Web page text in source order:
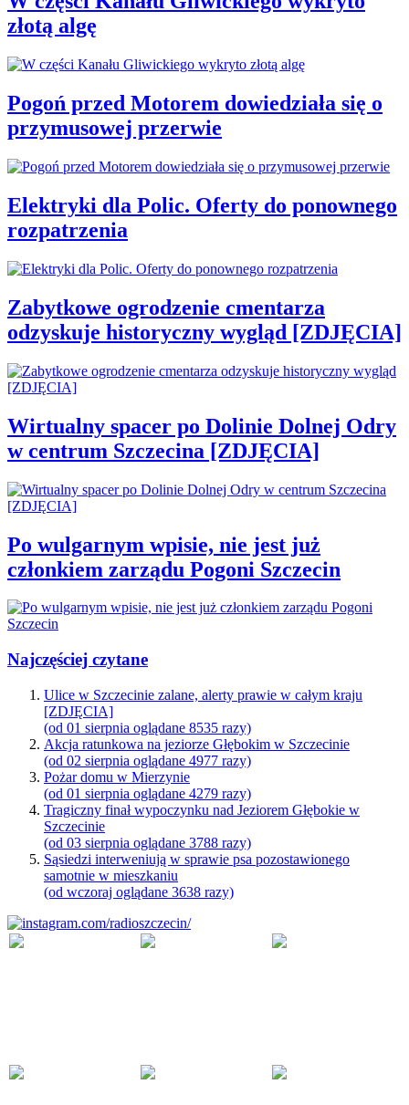
złotą algę
Pogoń przed Motorem dowiedziała się o
przymusowej przerwie
Elektryki dla Polic. Oferty do ponownego
rozpatrzenia
Zabytkowe ogrodzenie cmentarza
odzyskuje historyczny wygląd [ZDJĘCIA]
Wirtualny spacer po Dolinie Dolnej Odry
w centrum Szczecina [ZDJĘCIA]
Po wulgarnym wpisie, nie jest już
członkiem zarządu Pogoni Szczecin
Najczęściej czytane
Ulice w Szczecinie zalane, alerty prawie w całym kraju
[ZDJĘCIA]
(od 01 sierpnia oglądane 8535 razy)
Akcja ratunkowa na jeziorze Głębokim w Szczecinie
(od 02 sierpnia oglądane 4977 razy)
Pożar domu w Mierzynie
(od 01 sierpnia oglądane 4279 razy)
Tragiczny finał wypoczynku nad Jeziorem Głębokie w
Szczecinie
(od 03 sierpnia oglądane 3788 razy)
Sąsiedzi interweniują w sprawie psa pozostawionego
samotnie w mieszkaniu
(od wczoraj oglądane 3638 razy)